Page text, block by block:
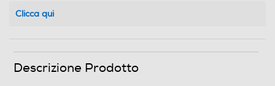
Clicca qui
Descrizione Prodotto